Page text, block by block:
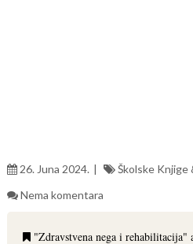
26. Juna 2024.
Školske Knjige
Nema komentara
"Zdravstvena nega i rehabilitacija"